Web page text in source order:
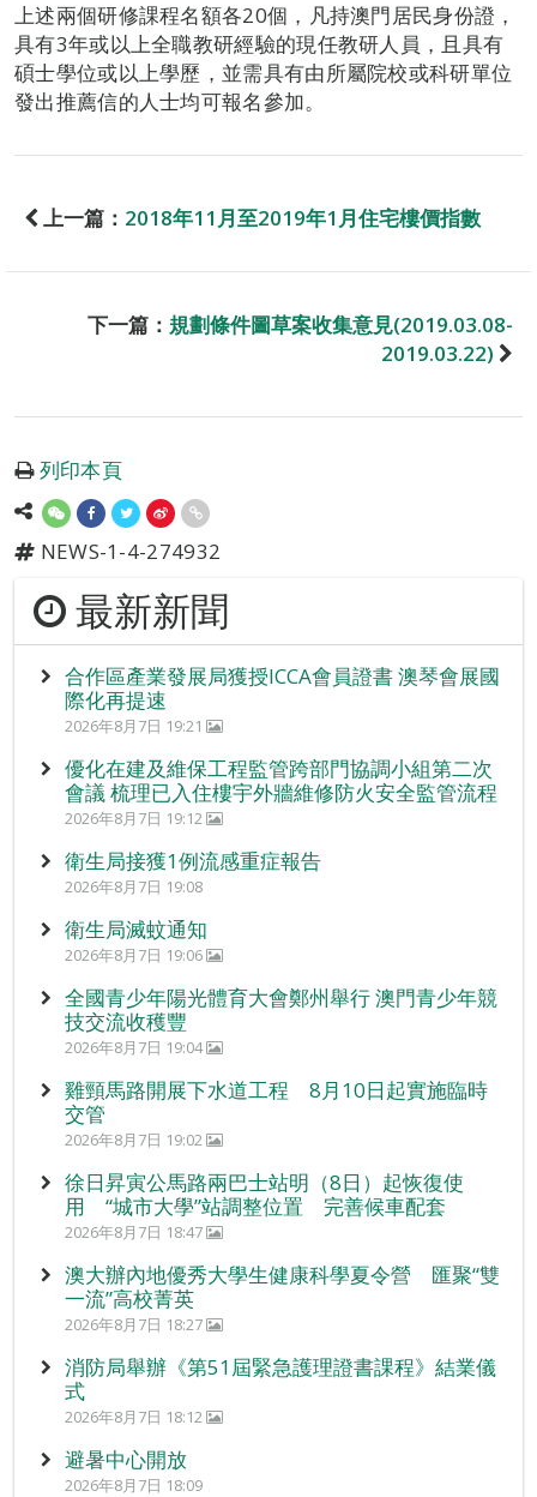
上述兩個研修課程名額各20個，凡持澳門居民身份證，
具有3年或以上全職教研經驗的現任教研人員，且具有
碩士學位或以上學歷，並需具有由所屬院校或科研單位
發出推薦信的人士均可報名參加。
上一篇： 2018年11月至2019年1月住宅樓價指數
下一篇： 規劃條件圖草案收集意見(2019.03.08-
2019.03.22)
列印本頁
NEWS-1-4-274932
最新新聞
合作區產業發展局獲授ICCA會員證書 澳琴會展國
際化再提速
2026年8月7日 19:21
優化在建及維保工程監管跨部門協調小組第二次
會議 梳理已入住樓宇外牆維修防火安全監管流程
2026年8月7日 19:12
衛生局接獲1例流感重症報告
2026年8月7日 19:08
衛生局滅蚊通知
2026年8月7日 19:06
全國青少年陽光體育大會鄭州舉行 澳門青少年競
技交流收穫豐
2026年8月7日 19:04
雞頸馬路開展下水道工程 8月10日起實施臨時
交管
2026年8月7日 19:02
徐日昇寅公馬路兩巴士站明（8日）起恢復使
用 “城市大學”站調整位置 完善候車配套
2026年8月7日 18:47
澳大辦內地優秀大學生健康科學夏令營 匯聚“雙
一流”高校菁英
2026年8月7日 18:27
消防局舉辦《第51屆緊急護理證書課程》結業儀
式
2026年8月7日 18:12
避暑中心開放
2026年8月7日 18:09